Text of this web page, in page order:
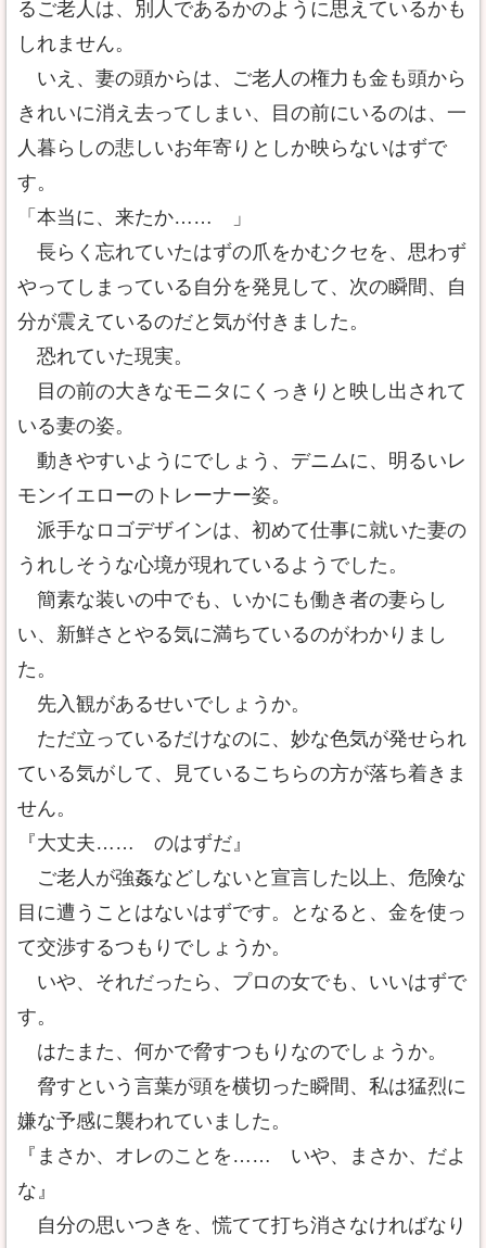
るご老人は、別人であるかのように思えているかも
しれません。
いえ、妻の頭からは、ご老人の権力も金も頭から
きれいに消え去ってしまい、目の前にいるのは、一
人暮らしの悲しいお年寄りとしか映らないはずで
す。
「本当に、来たか…… 」
長らく忘れていたはずの爪をかむクセを、思わず
やってしまっている自分を発見して、次の瞬間、自
分が震えているのだと気が付きました。
恐れていた現実。
目の前の大きなモニタにくっきりと映し出されて
いる妻の姿。
動きやすいようにでしょう、デニムに、明るいレ
モンイエローのトレーナー姿。
派手なロゴデザインは、初めて仕事に就いた妻の
うれしそうな心境が現れているようでした。
簡素な装いの中でも、いかにも働き者の妻らし
い、新鮮さとやる気に満ちているのがわかりまし
た。
先入観があるせいでしょうか。
ただ立っているだけなのに、妙な色気が発せられ
ている気がして、見ているこちらの方が落ち着きま
せん。
『大丈夫…… のはずだ』
ご老人が強姦などしないと宣言した以上、危険な
目に遭うことはないはずです。となると、金を使っ
て交渉するつもりでしょうか。
いや、それだったら、プロの女でも、いいはずで
す。
はたまた、何かで脅すつもりなのでしょうか。
脅すという言葉が頭を横切った瞬間、私は猛烈に
嫌な予感に襲われていました。
『まさか、オレのことを…… いや、まさか、だよ
な』
自分の思いつきを、慌てて打ち消さなければなり